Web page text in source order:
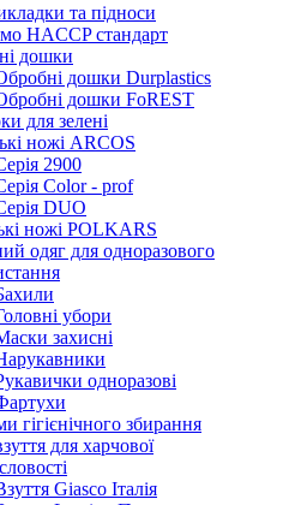
та підноси
HACCP стандарт
дошки
дошки Durplastics
дошки FoREST
для зелені
ножі ARCOS
2900
Color - prof
DUO
ножі POLKARS
одяг для одноразового
убори
захисні
одноразові
гігієнічного збирання
для харчової
Giasco Італія